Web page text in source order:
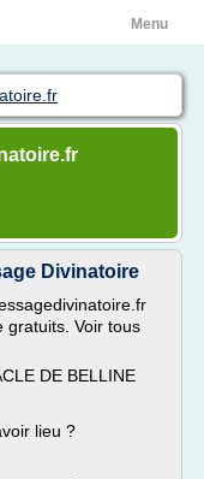
Menu
Divinatoire
gratuits. Voir tous
DE BELLINE
lieu ?